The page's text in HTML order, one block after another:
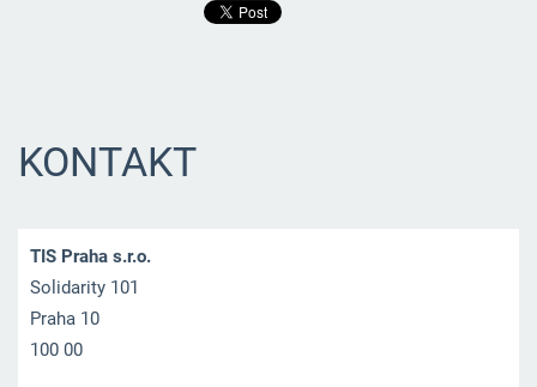
KONTAKT
TIS Praha s.r.o.
Solidarity 101
Praha 10
100 00